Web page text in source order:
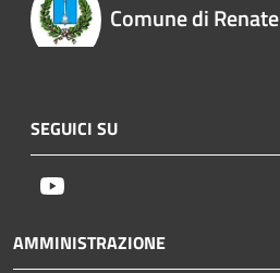
Comune di Renate
SEGUICI SU
AMMINISTRAZIONE